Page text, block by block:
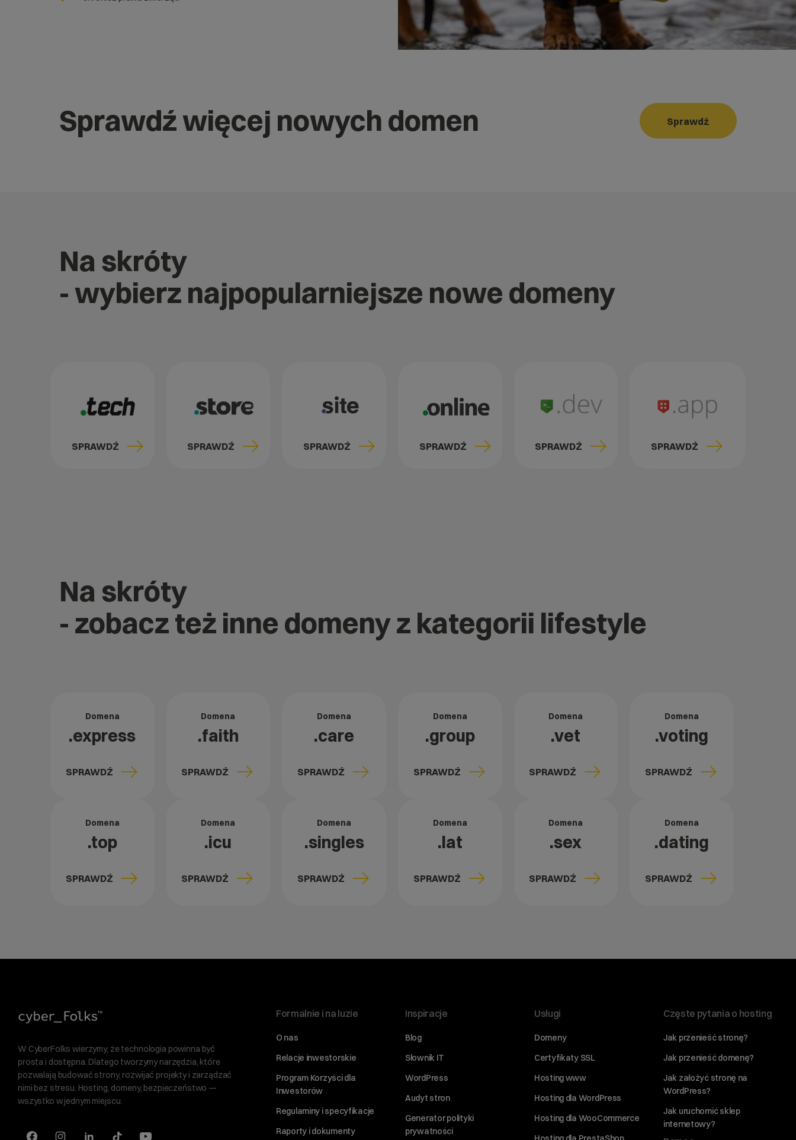
Sprawdź więcej nowych domen Sprawdź
Na skróty
- wybierz najpopularniejsze nowe domeny
SPRAWDŹ SPRAWDŹ SPRAWDŹ SPRAWDŹ SPRAWDŹ SPRAWDŹ
Na skróty
- zobacz też inne domeny z kategorii lifestyle
Domena
.express
SPRAWDŹ
Domena
.faith
SPRAWDŹ
Domena
.care
SPRAWDŹ
Domena
.group
SPRAWDŹ
Domena
.vet
SPRAWDŹ
Domena
.voting
SPRAWDŹ
Domena
.top
SPRAWDŹ
Domena
.icu
SPRAWDŹ
Domena
.singles
SPRAWDŹ
Domena
.lat
SPRAWDŹ
Domena
.sex
SPRAWDŹ
Domena
.dating
SPRAWDŹ
W CyberFolks wierzymy, że technologia powinna być
prosta i dostępna. Dlatego tworzymy narzędzia, które
pozwalają budować strony, rozwijać projekty i zarządzać
nimi bez stresu. Hosting, domeny, bezpieczeństwo —
wszystko w jednym miejscu.
Formalnie i na luzie
O nas
Relacje inwestorskie
Program Korzyści dla
Inwestorów
Regulaminy i specyfikacje
Raporty i dokumenty
Inspiracje
Blog
Słownik IT
WordPress
Audyt stron
Generator polityki
prywatności
Usługi
Domeny
Certyfikaty SSL
Hosting www
Hosting dla WordPress
Hosting dla WooCommerce
Częste pytania o hosting
Jak przenieść stronę?
Jak przenieść domenę?
Jak założyć stronę na
WordPress?
Jak uruchomić sklep
internetowy?